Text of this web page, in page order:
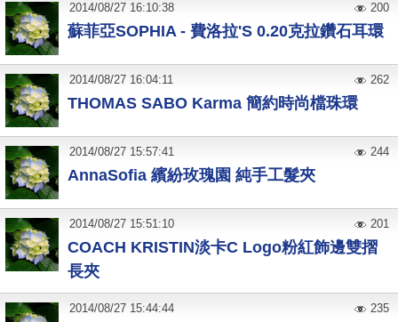
蘇菲亞SOPHIA - 費洛拉'S 0.20克拉鑽石耳環
2014/08/27 16:10:38 200
THOMAS SABO Karma 簡約時尚檔珠環
2014/08/27 16:04:11 262
AnnaSofia 繽紛玫瑰園 純手工髮夾
2014/08/27 15:57:41 244
COACH KRISTIN淡卡C Logo粉紅飾邊雙摺
長夾
2014/08/27 15:51:10 201
2014/08/27 15:44:44 235